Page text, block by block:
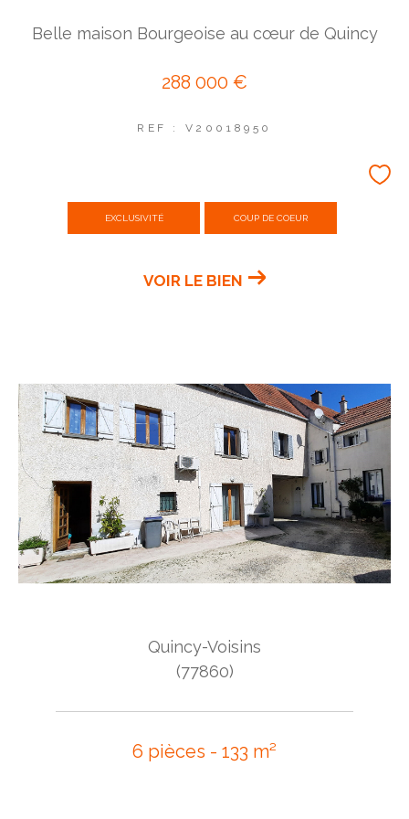
Belle maison Bourgeoise au cœur de Quincy
288 000 €
REF : V20018950
EXCLUSIVITÉ COUP DE COEUR
VOIR LE BIEN
Quincy-Voisins
(77860)
6 pièces - 133 m²
RECHERCHER